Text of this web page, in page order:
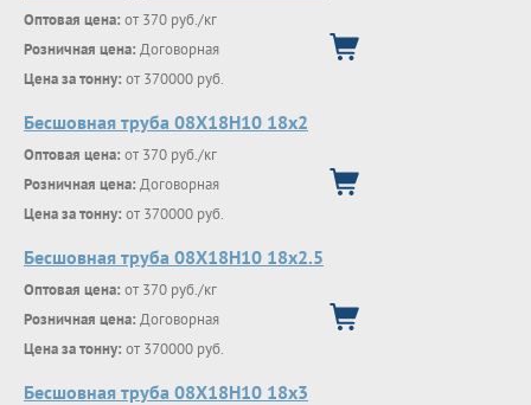
Оптовая цена: от 370 руб./кг
Розничная цена: Договорная
Цена за тонну: от 370000 руб.
Бесшовная труба 08Х18Н10 18х2
Оптовая цена: от 370 руб./кг
Розничная цена: Договорная
Цена за тонну: от 370000 руб.
Бесшовная труба 08Х18Н10 18х2.5
Оптовая цена: от 370 руб./кг
Розничная цена: Договорная
Цена за тонну: от 370000 руб.
Бесшовная труба 08Х18Н10 18х3